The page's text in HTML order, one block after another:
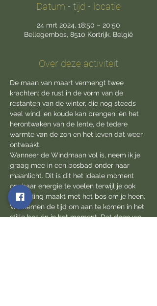
Datum - tijd - locatie
24 mrt 2024, 18:50 – 20:50
Bellegembos, 8510 Kortrijk, België
Over deze activiteit
De maan van maart vermengt twee
krachten: de rust in de vorm van de
restanten van de winter, die nog steeds
veel wind, en koude kan brengen; én het
herontwaken van de lente, de tedere
warmte van de zon en het leven dat weer
ontwaakt.
Wanneer de Windmaan vol is, neem ik je
graag mee in een bosbad onder haar
maanlicht. Dit is dit het ideale moment
om haar energie te voelen terwijl je ook
verbinding maakt met het bos om je heen.
We nemen de tijd om aan te komen in het
stille bos én in het moment. Dat doen we